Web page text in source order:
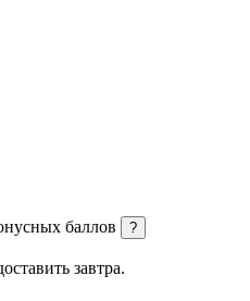
баллов ?
завтра.